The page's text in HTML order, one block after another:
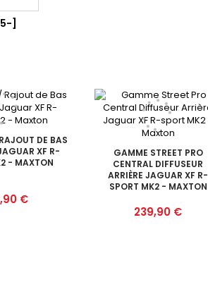
]
DE BAS
XF R-
- MAXTON
€
GAMME STREET PRO
CENTRAL DIFFUSEUR
ARRIÈRE JAGUAR XF R-
SPORT MK2 - MAXTON
Prix
239,90 €